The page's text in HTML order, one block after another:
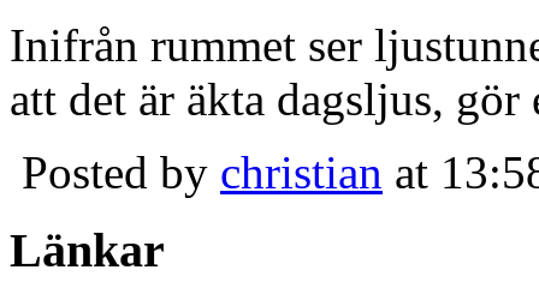
Inifrån rummet ser
att det är äkta dagsljus,
Posted by christian at
Länkar